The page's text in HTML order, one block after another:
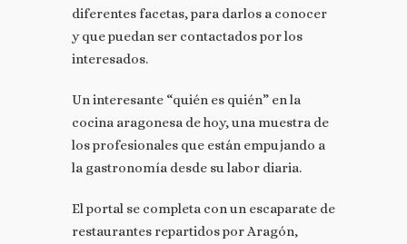
diferentes facetas, para darlos a conocer
y que puedan ser contactados por los
interesados.
Un interesante “quién es quién” en la
cocina aragonesa de hoy, una muestra de
los profesionales que están empujando a
la gastronomía desde su labor diaria.
El portal se completa con un escaparate de
restaurantes repartidos por Aragón,